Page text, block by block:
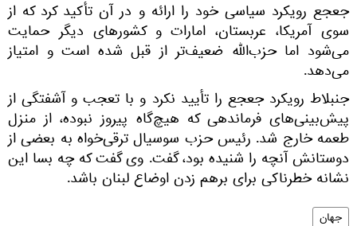
جعجع رویکرد سیاسی خود را ارائه و در آن تأکید کرد که از
سوی آمریکا، عربستان، امارات و کشورهای دیگر حمایت
می‌شود اما حزب‌الله ضعیف‌تر از قبل شده است و امتیاز
می‌دهد.
جنبلاط رویکرد جعجع را تأیید نکرد و با تعجب و آشفتگی از
پیش‌بینی‌های فرماندهی که هیچ‌گاه پیروز نبوده، از منزل
طعمه خارج شد. رئیس حزب سوسیال ترقی‌خواه به بعضی از
دوستانش آنچه را شنیده بود، گفت. وی گفت که چه بسا این
نشانه خطرناکی برای برهم زدن اوضاع لبنان باشد.
جهان